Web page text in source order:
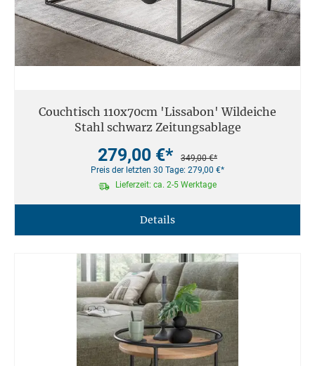
Couchtisch 110x70cm 'Lissabon' Wildeiche
Stahl schwarz Zeitungsablage
279,00 €*
349,00 €*
Preis der letzten 30 Tage: 279,00 €*
Lieferzeit: ca. 2-5 Werktage
Details